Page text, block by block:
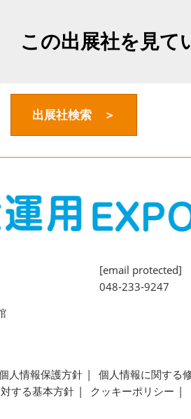
この出展社を見て
出展社検索 ＞
[email protected]
048-233-9247
人情報保護方針 個人情報に関する
する基本方針
クッキーポリシー